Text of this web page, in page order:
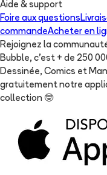
Aide & support
Foire aux questions
commandeAcheter en
Rejoignez la
Bubble, c'est + de 250
Dessinée, Comics et
gratuitement notre
collection 🤓